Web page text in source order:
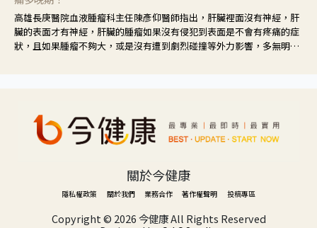
高雄長庚醫院血液腫瘤科主任陳彥仰醫師指出，肝臟裡面沒有神經，肝
臟的表面才有神經，肝臟的腫瘤如果沒有侵犯到表面是不會有疼痛的症
狀，且如果腫瘤不夠大，或是沒有遭到劇烈碰撞等外力影響，多無明顯
關於今健康
隱私權政策 關於我們 業務合作 著作權聲明 投稿專區
Copyright © 2026 今健康 All Rights Reserved